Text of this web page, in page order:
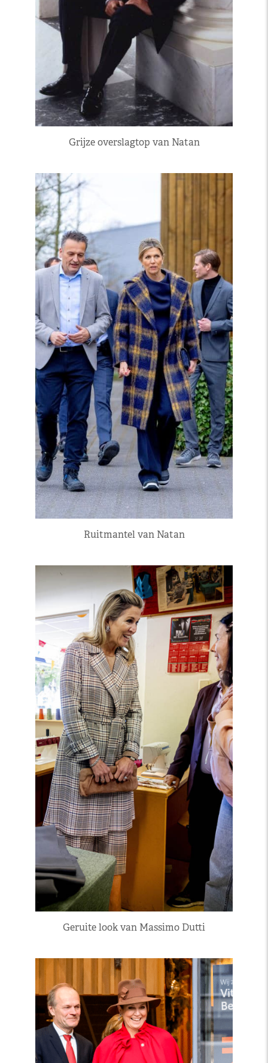
Grijze overslagtop van Natan
Ruitmantel van Natan
Geruite look van Massimo Dutti